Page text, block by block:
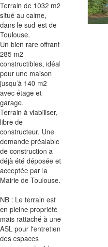
Terrain de 1032 m2
situé au calme,
dans le sud-est de
Toulouse.
Un bien rare offrant
285 m2
constructibles, idéal
pour une maison
jusqu’à 140 m2
avec étage et
garage.
Terrain à viabiliser,
libre de
constructeur. Une
demande préalable
de construction a
déjà été déposée et
acceptée par la
Mairie de Toulouse.
NB : Le terrain est
en pleine propriété
mais rattaché à une
ASL pour l'entretien
des espaces